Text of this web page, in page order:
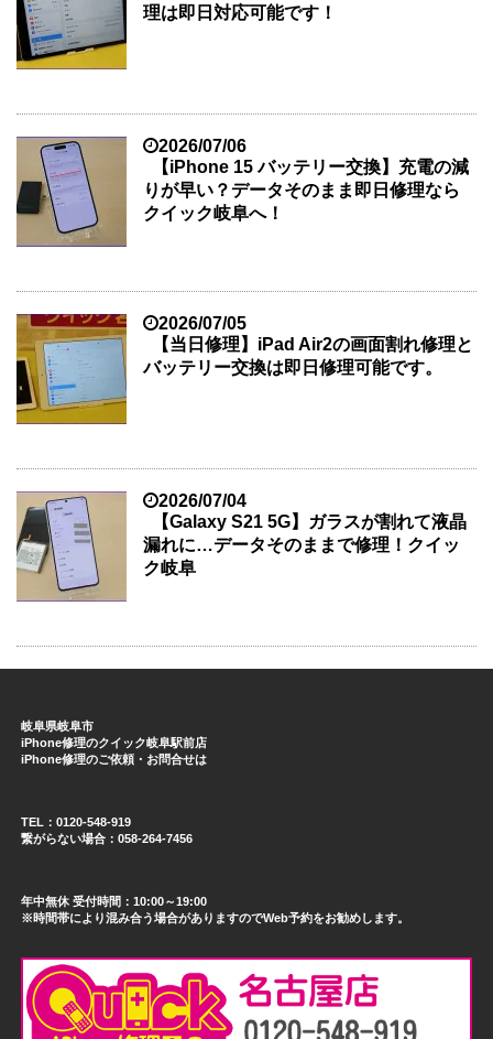
理は即日対応可能です！
2026/07/06
【iPhone 15 バッテリー交換】充電の減
りが早い？データそのまま即日修理なら
クイック岐阜へ！
2026/07/05
【当日修理】iPad Air2の画面割れ修理と
バッテリー交換は即日修理可能です。
2026/07/04
【Galaxy S21 5G】ガラスが割れて液晶
漏れに…データそのままで修理！クイッ
ク岐阜
岐阜県岐阜市
iPhone修理のクイック岐阜駅前店
iPhone修理のご依頼・お問合せは
TEL：0120-548-919
繋がらない場合：058-264-7456
年中無休 受付時間：10:00～19:00
※時間帯により混み合う場合がありますのでWeb予約をお勧めします。